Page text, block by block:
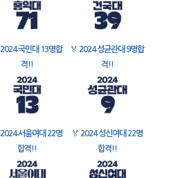
2024 국민대 13명합
격!!
🏅 2024 성균관대 9명합
격!!
2024 서울여대 22명
합격!!
🏅 2024 성신여대 22명
합격!!